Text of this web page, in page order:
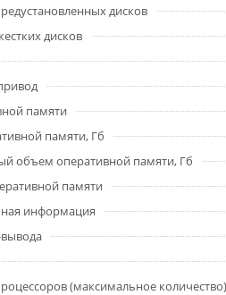
дисков
дисков
памяти
памяти, Гб
объем оперативной памяти, Гб
памяти
информация
(максимальное количество)